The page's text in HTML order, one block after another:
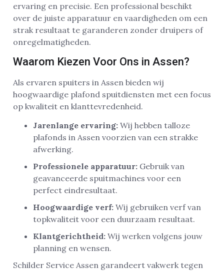
ervaring en precisie. Een professional beschikt
over de juiste apparatuur en vaardigheden om een
strak resultaat te garanderen zonder druipers of
onregelmatigheden.
Waarom Kiezen Voor Ons in Assen?
Als ervaren spuiters in Assen bieden wij
hoogwaardige plafond spuitdiensten met een focus
op kwaliteit en klanttevredenheid.
Jarenlange ervaring: Wij hebben talloze
plafonds in Assen voorzien van een strakke
afwerking.
Professionele apparatuur: Gebruik van
geavanceerde spuitmachines voor een
perfect eindresultaat.
Hoogwaardige verf: Wij gebruiken verf van
topkwaliteit voor een duurzaam resultaat.
Klantgerichtheid: Wij werken volgens jouw
planning en wensen.
Schilder Service Assen garandeert vakwerk tegen